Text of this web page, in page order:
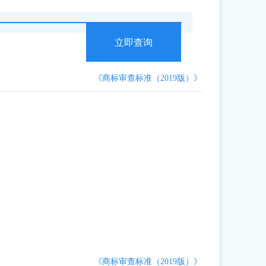
立即查询
《商标审查标准（2019版）》
《商标审查标准（2019版）》